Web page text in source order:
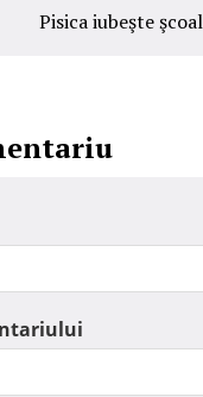
Pisica iubeşte